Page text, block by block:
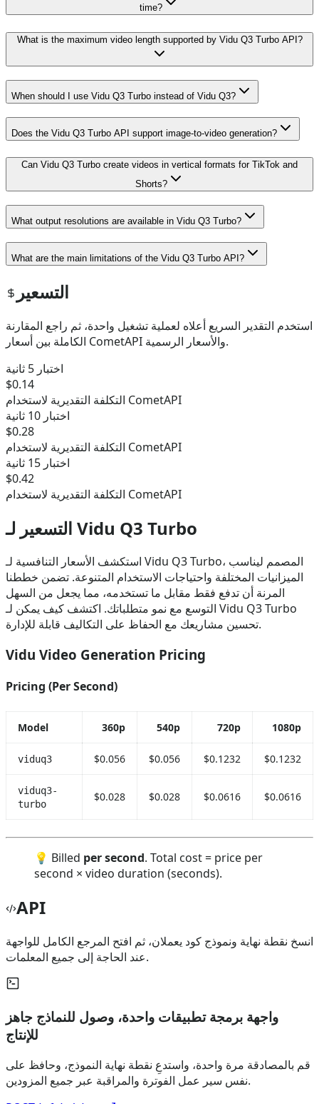
time?
What is the maximum video length supported by Vidu Q3 Turbo API?
When should I use Vidu Q3 Turbo instead of Vidu Q3?
Does the Vidu Q3 Turbo API support image-to-video generation?
Can Vidu Q3 Turbo create videos in vertical formats for TikTok and
Shorts?
What output resolutions are available in Vidu Q3 Turbo?
What are the main limitations of the Vidu Q3 Turbo API?
التسعير
استخدم التقدير السريع أعلاه لعملية تشغيل واحدة، ثم راجع المقارنة
الكاملة بين أسعار CometAPI والأسعار الرسمية.
اختبار 5 ثانية
$0.14
التكلفة التقديرية لاستخدام CometAPI
اختبار 10 ثانية
$0.28
التكلفة التقديرية لاستخدام CometAPI
اختبار 15 ثانية
$0.42
التكلفة التقديرية لاستخدام CometAPI
التسعير لـ Vidu Q3 Turbo
استكشف الأسعار التنافسية لـ Vidu Q3 Turbo، المصمم ليناسب
الميزانيات المختلفة واحتياجات الاستخدام المتنوعة. تضمن خططنا
المرنة أن تدفع فقط مقابل ما تستخدمه، مما يجعل من السهل
التوسع مع نمو متطلباتك. اكتشف كيف يمكن لـ Vidu Q3 Turbo
تحسين مشاريعك مع الحفاظ على التكاليف قابلة للإدارة.
Vidu Video Generation Pricing
Pricing (Per Second)
Model 360p 540p 720p 1080p
viduq3 $0.056 $0.056 $0.1232 $0.1232
viduq3-
turbo
$0.028 $0.028 $0.0616 $0.0616
💡 Billed per second. Total cost = price per
second × video duration (seconds).
API
انسخ نقطة نهاية ونموذج كود يعملان، ثم افتح المرجع الكامل للواجهة
عند الحاجة إلى جميع المعلمات.
واجهة برمجة تطبيقات واحدة، وصول للنماذج جاهز
للإنتاج
قم بالمصادقة مرة واحدة، واستدعِ نقطة نهاية النموذج، وحافظ على
نفس سير عمل الفوترة والمراقبة عبر جميع المزودين.